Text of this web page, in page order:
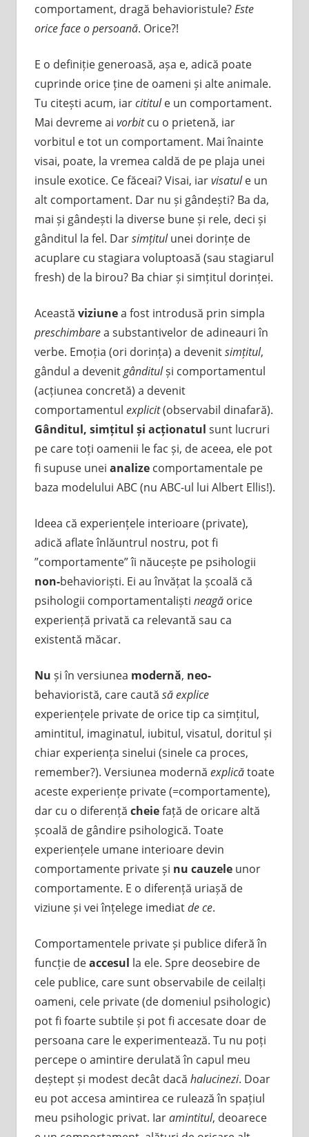
comportament, dragă behavioristule?Este
orice face o persoană. Orice?!
E o definiție generoasă, așa e, adică poate
cuprinde orice ține de oameni și alte animale.
Tu citești acum, iarcititule un comportament.
Mai devreme ai vorbitcu o prietenă, iar
vorbitul e tot un comportament. Mai înainte
visai, poate, la vremea caldă de pe plaja unei
insule exotice. Ce făceai? Visai, iarvisatule un
alt comportament. Dar nu și gândești? Ba da,
mai și gândești la diverse bune și rele, deci și
gânditul la fel. Darsimțitulunei dorințe de
acuplare cu stagiara voluptoasă (sau stagiarul
fresh) de la birou? Ba chiar și simțitul dorinței.
Această viziunea fost introdusă prin simpla
preschimbarea substantivelor de adineauri în
verbe. Emoția (ori dorința) a devenitsimțitul,
gândul a devenitgânditulși comportamentul
(acțiunea concretă) a devenit
comportamentul explicit(observabil dinafară).
Gânditul, simțitul și acționatul sunt lucruri
pe care toți oamenii le fac și, de aceea, ele pot
fi supuse unei analizecomportamentale pe
baza modelului ABC (nu ABC-ul lui Albert Ellis!).
Ideea că experiențele interioare (private),
adică aflate înlăuntrul nostru, pot fi
”comportamente” îi năucește pe psihologii
non-behavioriști. Ei au învățat la școală că
psihologii comportamentaliști neagăorice
experiență privată ca relevantă sau ca
existentă măcar.
Nu și în versiunea modernă, neo-
behavioristă, care caută să explice
experiențele private de orice tip ca simțitul,
amintitul, imaginatul, iubitul, visatul, doritul și
chiar experiența sinelui (sinele ca proces,
remember?). Versiunea modernă explicătoate
aceste experiențe private (=comportamente),
dar cu o diferență cheiefață de oricare altă
școală de gândire psihologică. Toate
experiențele umane interioare devin
comportamente private și nu cauzeleunor
comportamente. E o diferență uriașă de
viziune și vei înțelege imediatde ce.
Comportamentele private și publice diferă în
funcție deaccesul la ele. Spre deosebire de
cele publice, care sunt observabile de ceilalți
oameni, cele private (de domeniul psihologic)
pot fi foarte subtile și pot fi accesate doar de
persoana care le experimentează. Tu nu poți
percepe o amintire derulată în capul meu
deștept și modest decât dacă halucinezi. Doar
eu pot accesa amintirea ce rulează în spațiul
meu psihologic privat. Iaramintitul, deoarece